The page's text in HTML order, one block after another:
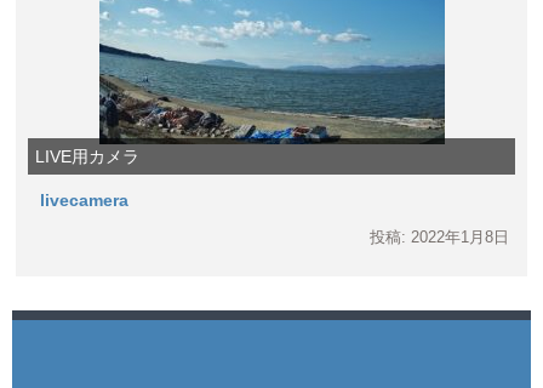
LIVE用カメラ
livecamera
投稿: 2022年1月8日